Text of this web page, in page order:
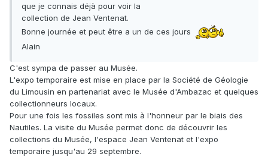
que je connais déjà pour voir la
collection de Jean Ventenat.
Bonne journée et peut être a un de ces jours
Alain
C'est sympa de passer au Musée.
L'expo temporaire est mise en place par la Société de Géologie
du Limousin en partenariat avec le Musée d'Ambazac et quelques
collectionneurs locaux.
Pour une fois les fossiles sont mis à l'honneur par le biais des
Nautiles. La visite du Musée permet donc de découvrir les
collections du Musée, l'espace Jean Ventenat et l'expo
temporaire jusqu'au 29 septembre.